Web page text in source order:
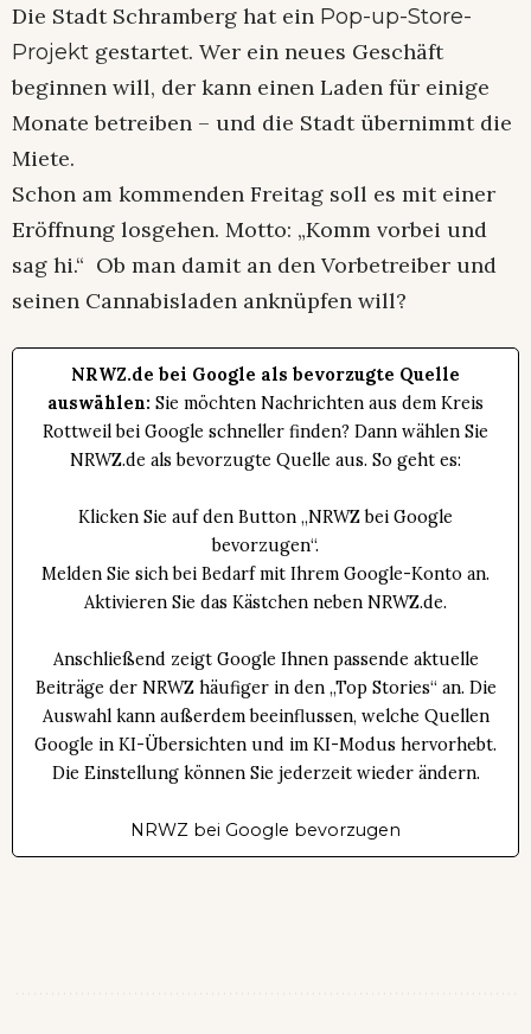
Die Stadt Schramberg hat ein Pop-up-Store-
Projekt gestartet. Wer ein neues Geschäft
beginnen will, der kann einen Laden für einige
Monate betreiben – und die Stadt übernimmt die
Miete.
Schon am kommenden Freitag soll es mit einer
Eröffnung losgehen. Motto: „Komm vorbei und
sag hi.“ Ob man damit an den Vorbetreiber und
seinen Cannabisladen anknüpfen will?
NRWZ.de bei Google als bevorzugte Quelle
auswählen: Sie möchten Nachrichten aus dem Kreis
Rottweil bei Google schneller finden? Dann wählen Sie
NRWZ.de als bevorzugte Quelle aus. So geht es:
Klicken Sie auf den Button „NRWZ bei Google
bevorzugen“.
Melden Sie sich bei Bedarf mit Ihrem Google-Konto an.
Aktivieren Sie das Kästchen neben NRWZ.de.
Anschließend zeigt Google Ihnen passende aktuelle
Beiträge der NRWZ häufiger in den „Top Stories“ an. Die
Auswahl kann außerdem beeinflussen, welche Quellen
Google in KI-Übersichten und im KI-Modus hervorhebt.
Die Einstellung können Sie jederzeit wieder ändern.
NRWZ bei Google bevorzugen